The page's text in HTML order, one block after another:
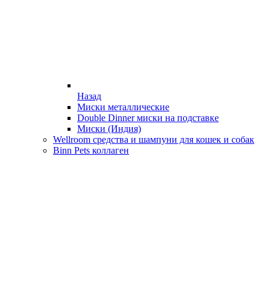
Назад
Миски металлические
Double Dinner миски на подставке
Миски (Индия)
Wellroom средства и шампуни для кошек и собак
Binn Pets коллаген